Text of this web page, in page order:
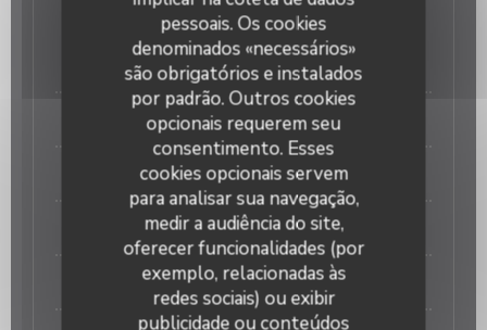
pessoais. Os cookies
denominados «necessários»
são obrigatórios e instalados
por padrão. Outros cookies
opcionais requerem seu
consentimento. Esses
cookies opcionais servem
para analisar sua navegação,
medir a audiência do site,
oferecer funcionalidades (por
exemplo, relacionadas às
redes sociais) ou exibir
publicidade ou conteúdos
10,00 EUR
PLAT AU CHOIX
Spaghettis bolognaise
Spaghettis sauce tomate
Spaghettis crème et lardons
DESSERT